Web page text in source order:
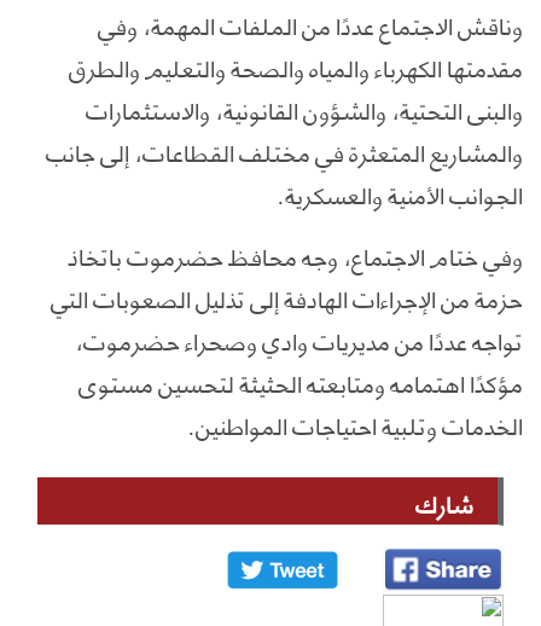
وناقش الاجتماع عددًا من الملفات المهمة، وفي
مقدمتها الكهرباء والمياه والصحة والتعليم والطرق
والبنى التحتية، والشؤون القانونية، والاستثمارات
والمشاريع المتعثرة في مختلف القطاعات، إلى جانب
الجوانب الأمنية والعسكرية.
وفي ختام الاجتماع، وجه محافظ حضرموت باتخاذ
حزمة من الإجراءات الهادفة إلى تذليل الصعوبات التي
تواجه عددًا من مديريات وادي وصحراء حضرموت،
مؤكدًا اهتمامه ومتابعته الحثيثة لتحسين مستوى
الخدمات وتلبية احتياجات المواطنين.
شارك